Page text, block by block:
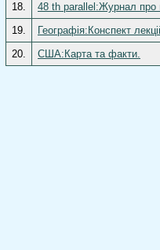
18.
48 th parallel:Журнал про
19.
Географія:Конспект
20.
США:Карта та факти.